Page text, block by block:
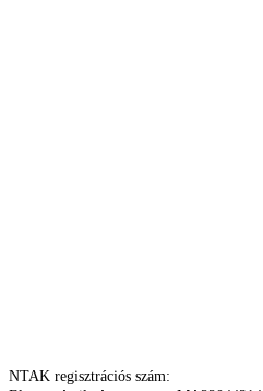
NTAK regisztrációs szám: